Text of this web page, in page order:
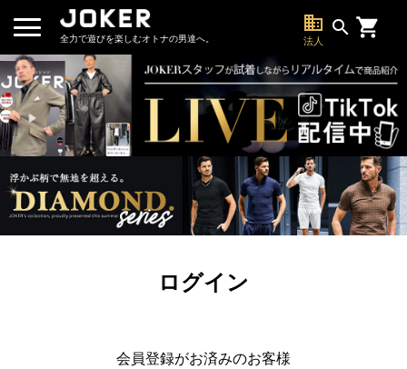
全力で遊びを楽しむオトナの男達へ。
business
法人
search
ログイン
会員登録がお済みのお客様